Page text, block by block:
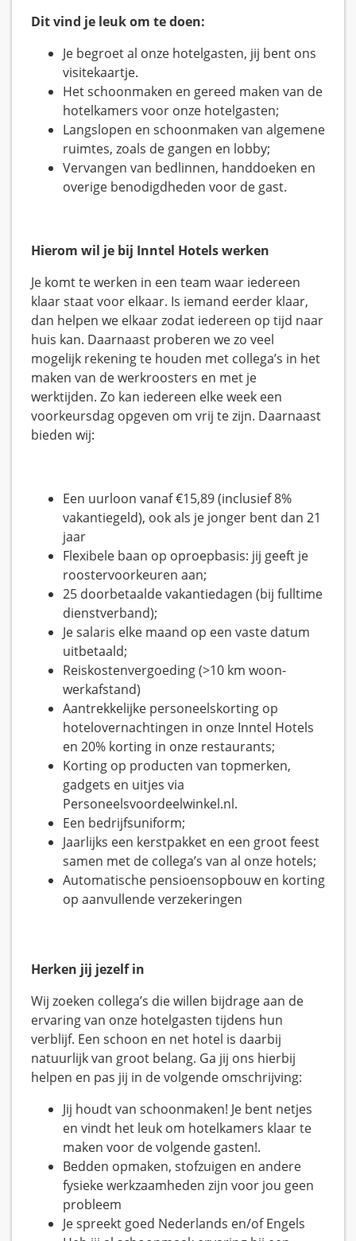
Dit vind je leuk om te doen:
Je begroet al onze hotelgasten, jij bent ons
visitekaartje.
Het schoonmaken en gereed maken van de
hotelkamers voor onze hotelgasten;
Langslopen en schoonmaken van algemene
ruimtes, zoals de gangen en lobby;
Vervangen van bedlinnen, handdoeken en
overige benodigdheden voor de gast.
Hierom wil je bij Inntel Hotels werken
Je komt te werken in een team waar iedereen
klaar staat voor elkaar. Is iemand eerder klaar,
dan helpen we elkaar zodat iedereen op tijd naar
huis kan. Daarnaast proberen we zo veel
mogelijk rekening te houden met collega’s in het
maken van de werkroosters en met je
werktijden. Zo kan iedereen elke week een
voorkeursdag opgeven om vrij te zijn. Daarnaast
bieden wij:
Een uurloon vanaf €15,89 (inclusief 8%
vakantiegeld), ook als je jonger bent dan 21
jaar
Flexibele baan op oproepbasis: jij geeft je
roostervoorkeuren aan;
25 doorbetaalde vakantiedagen (bij fulltime
dienstverband);
Je salaris elke maand op een vaste datum
uitbetaald;
Reiskostenvergoeding (>10 km woon-
werkafstand)
Aantrekkelijke personeelskorting op
hotelovernachtingen in onze Inntel Hotels
en 20% korting in onze restaurants;
Korting op producten van topmerken,
gadgets en uitjes via
Personeelsvoordeelwinkel.nl.
Een bedrijfsuniform;
Jaarlijks een kerstpakket en een groot feest
samen met de collega’s van al onze hotels;
Automatische pensioensopbouw en korting
op aanvullende verzekeringen
Herken jij jezelf in
Wij zoeken collega’s die willen bijdrage aan de
ervaring van onze hotelgasten tijdens hun
verblijf. Een schoon en net hotel is daarbij
natuurlijk van groot belang. Ga jij ons hierbij
helpen en pas jij in de volgende omschrijving:
Jij houdt van schoonmaken! Je bent netjes
en vindt het leuk om hotelkamers klaar te
maken voor de volgende gasten!.
Bedden opmaken, stofzuigen en andere
fysieke werkzaamheden zijn voor jou geen
probleem
Je spreekt goed Nederlands en/of Engels